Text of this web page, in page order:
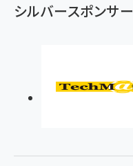
シルバースポンサー